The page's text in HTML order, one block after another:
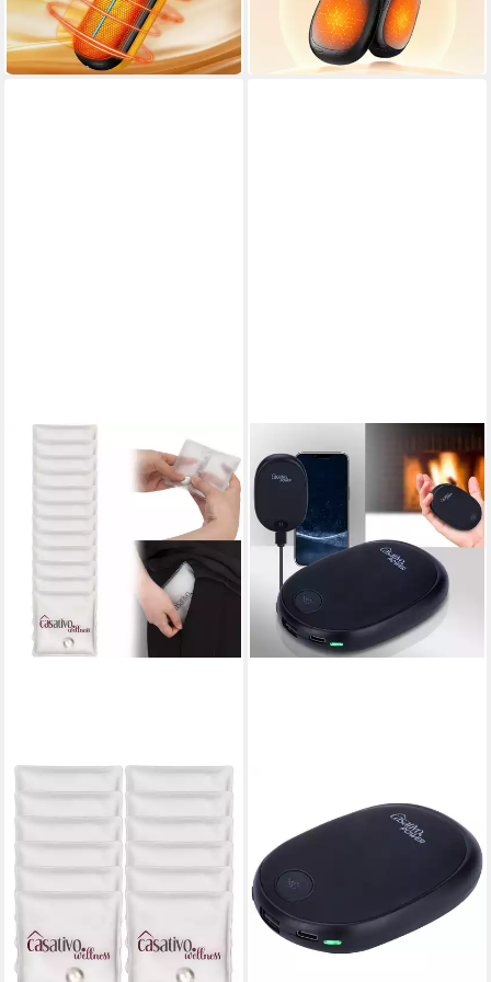
79,99 €
-79%
in 4-5 Werktagen bei dir
UVP 99,99 €
in 3-4 Werktagen bei dir